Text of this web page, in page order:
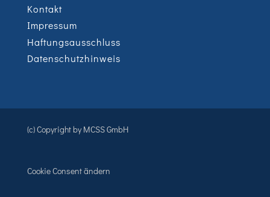
Kontakt
Impressum
Haftungsausschluss
Datenschutzhinweis
(c) Copyright by MCSS GmbH
Cookie Consent ändern